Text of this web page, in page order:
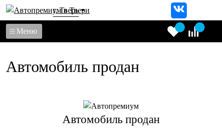
г. Тверь
Меню
Автомобиль продан
Автомобиль продан